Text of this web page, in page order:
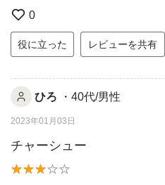
0
役に立った レビューを共有
ひろ ・40代/男性
2023年01月03日
チャーシュー